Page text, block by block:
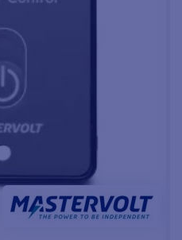
Mastervolt también
forma de interruptor
inmediato
del
cualquier equipo
conectado aél.